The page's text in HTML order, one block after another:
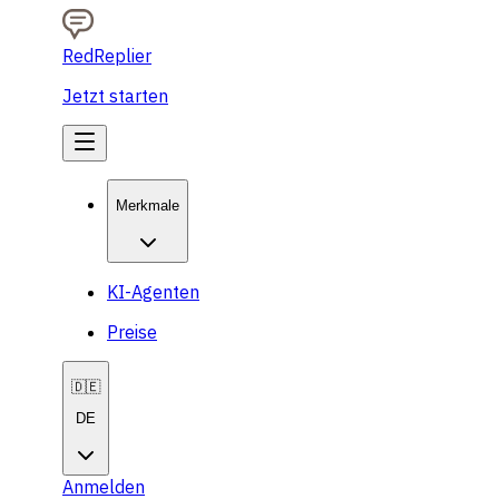
RedReplier
Jetzt starten
Merkmale
KI-Agenten
Preise
🇩🇪
DE
Anmelden